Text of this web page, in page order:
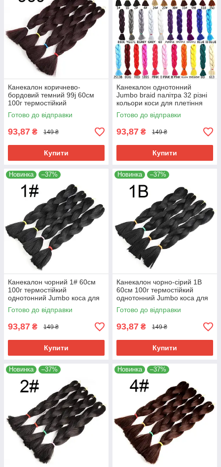
Канекалон коричнево-
бордовий темний 99j 60см
100г термостійкий
однотонний Jumbo коса для
плетіння афро кіски дред
брейдів
Готово до відправки
93,87 ₴ 149 ₴
Купити
Канекалон однотонний
Jumbo braid палітра 32 різні
кольори коси для плетіння
60см 100г термостійкий афро
кіски
Готово до відправки
93,87 ₴ 149 ₴
Купити
Новинка –37%
Канекалон чорний 1# 60см
100г термостійкий
однотонний Jumbo коса для
плетіння афро кіски дред
брейдів
Готово до відправки
93,87 ₴ 149 ₴
Купити
Новинка –37%
Канекалон чорно-сірий 1В
60см 100г термостійкий
однотонний Jumbo коса для
плетіння афро кіски дред
брейдів
Готово до відправки
93,87 ₴ 149 ₴
Купити
Новинка –37% Новинка –37%